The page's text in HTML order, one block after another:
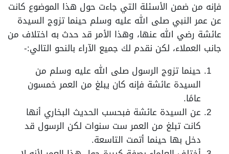
فإنه من ضمن الأسئلة التي جاءت حول هذا الموضوع كانت
عن عمر النبي صلى الله عليه وسلم حينما تزوج السيدة
عائشة رضي الله عنها، وهذا الأمر قد حدث به اختلاف من
جانب العملاء، لكن نقدم لك جميع الآراء بالنحو التالي:-
حينما تزوج الرسول صلى الله عليه وسلم من
السيدة عائشة فإنه كان يبلغ من العمر خمسون
عامًا.
عن السيدة عائشة فبحسب الحديث البخاري أنها
كانت تبلغ من العمر ست سنوات لكن الرسول قد
دخل بها حينما أتمت التاسعة.